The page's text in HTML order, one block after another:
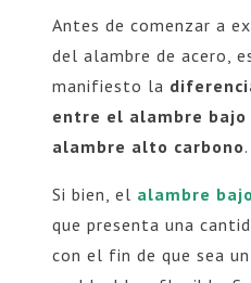
Antes de comenzar a
del alambre de acero,
manifiesto la
entre el alambre bajo
alambre alto carbono.
Si bien, el alambre
que presenta una
con el fin de que sea